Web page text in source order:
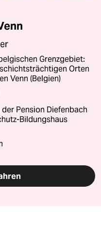
Grenzgebiet:
Orten
Venn (Belgien)
Pension Diefenbach
Bildungshaus